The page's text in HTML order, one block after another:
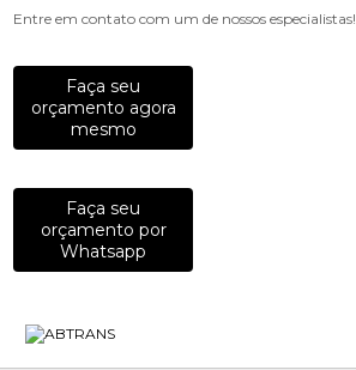
Entre em contato com um de nossos especialistas!
Faça seu
orçamento agora
mesmo
Faça seu
orçamento por
Whatsapp